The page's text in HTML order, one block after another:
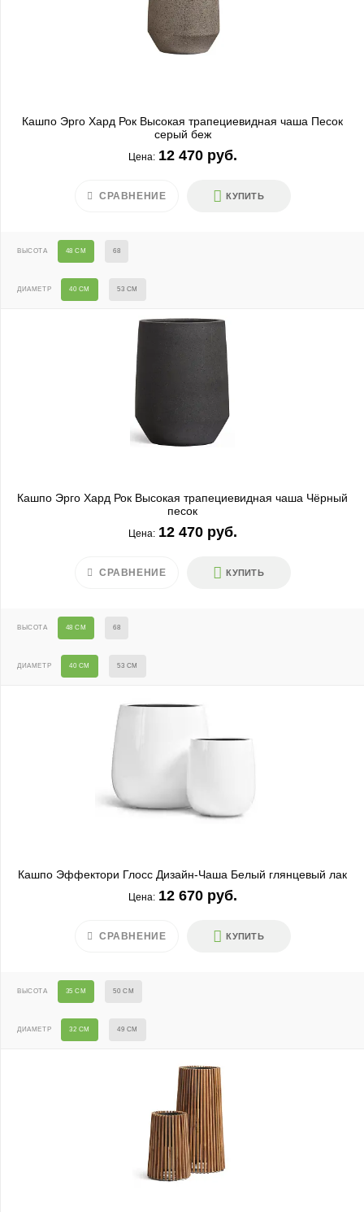
Кашпо Эрго Хард Рок Высокая трапециевидная чаша Песок
серый беж
Цена: 12 470 руб.
КУПИТЬ
СРАВНЕНИЕ
ВЫСОТА 48 СМ 68
ДИАМЕТР 40 СМ 53 СМ
Кашпо Эрго Хард Рок Высокая трапециевидная чаша Чёрный
песок
Цена: 12 470 руб.
КУПИТЬ
СРАВНЕНИЕ
ВЫСОТА 48 СМ 68
ДИАМЕТР 40 СМ 53 СМ
Кашпо Эффектори Глосс Дизайн-Чаша Белый глянцевый лак
Цена: 12 670 руб.
КУПИТЬ
СРАВНЕНИЕ
ВЫСОТА 35 СМ 50 СМ
ДИАМЕТР 32 СМ 49 СМ